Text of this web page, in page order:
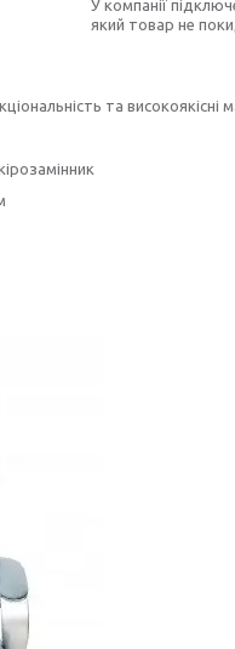
У компанії
який товар не
та високоякісні